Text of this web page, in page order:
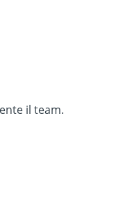
il team.